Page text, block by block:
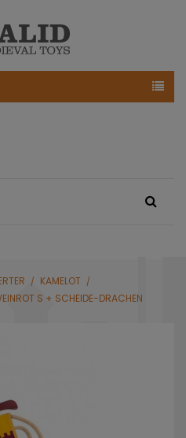
KAMELOT
S + SCHEIDE-DRACHEN